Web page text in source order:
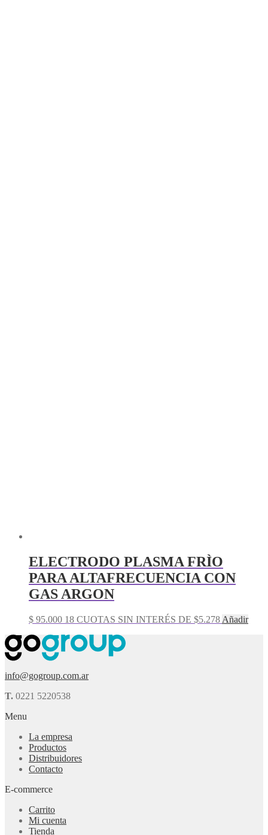
ELECTRODO PLASMA FRÌO
PARA ALTAFRECUENCIA CON
GAS ARGON
$ 95.000 18 CUOTAS SIN INTERÉS DE $5.278 Añadir
info@gogroup.com.ar
T. 0221 5220538
Menu
La empresa
Productos
Distribuidores
Contacto
E-commerce
Carrito
Mi cuenta
Tienda